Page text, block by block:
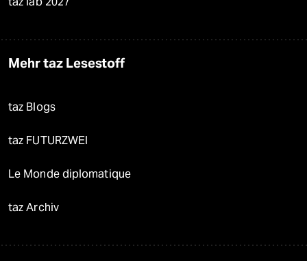
Mehr taz Lesestoff
taz Blogs
taz FUTURZWEI
Le Monde diplomatique
taz Archiv